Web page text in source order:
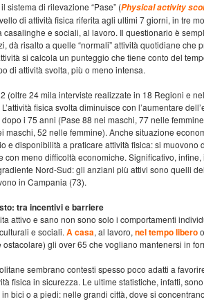
sistema di rilevazione “Pase” (Physical activity
di attività fisica riferita agli ultimi 7 giorni, in tre
casalinghe e sociali, al lavoro. Il questionario è
dà risalto a quelle “normali” attività quotidiane che
si calcola un punteggio che tiene conto del
di attività svolta, più o meno intensa.
(oltre 24 mila interviste realizzate in 18 Regioni e
fisica svolta diminuisce con l’aumentare
i 75 anni (Pase 88 nei maschi, 77 nelle
maschi, 52 nelle femmine). Anche situazione
e disponibilità a praticare attività fisica: si muovono
con meno difficoltà economiche. Significativo,
Nord-Sud: gli anziani più attivi sono quelli
in Campania (73).
tra incentivi e barriere
attivo e sano non sono solo i comportamenti
e sociali. A casa, al lavoro, nel tempo libero
gli over 65 che vogliano mantenersi in
sembrano contesti spesso poco adatti a
fisica in sicurezza. Le ultime statistiche, infatti,
bici o a piedi: nelle grandi città, dove si